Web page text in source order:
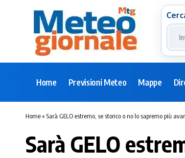
Home Previsioni Meteo Mappe
Home» Sarà GELO estremo, se storico o no lo sapremo più
Sarà GELO